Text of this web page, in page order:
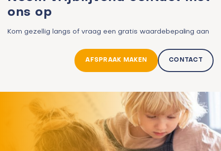
ons op
Kom gezellig langs of vraag een gratis waardebepaling aan
AFSPRAAK MAKEN CONTACT